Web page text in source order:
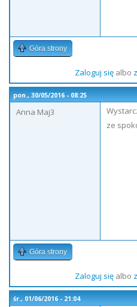
Góra strony
Zaloguj sięalbo
pon., 30/05/2016 - 08:25
Anna Maj3
ze
Góra strony
Zaloguj sięalbo
śr., 01/06/2016 - 21:04